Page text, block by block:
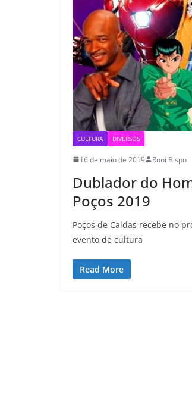
CULTURA DIVERSOS
16 de maio de 2019 Roni Bispo
Dublador do
Poços 2019
Poços de Caldas recebe no
evento de cultura
Read More